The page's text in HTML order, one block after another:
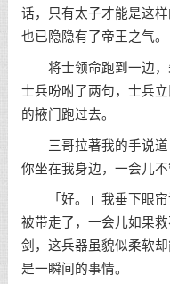
话，只有太子才能是这
也已隐隐有了帝王之气。
将士领命跑到一边，
士兵吩咐了两句，士兵
的掖门跑过去。
三哥拉著我的手说道
你坐在我身边，一会儿
「好。」我垂下眼帘
被带走了，一会儿如果
剑，这兵器虽貌似柔软
是一瞬间的事情。